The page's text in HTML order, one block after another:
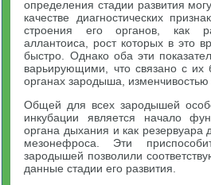
определения стадии развития
качестве диагностических
строения его органов, как
аллантоиса, рост которых в это
быстро. Однако оба эти
варьирующими, что связано с их
органах зародыша, изменчивостью
Общей для всех зародышей
инкубации является начало
органа дыхания и как резервуара
мезонефроса. Эти
зародышей позволили
данные стадии его развития.